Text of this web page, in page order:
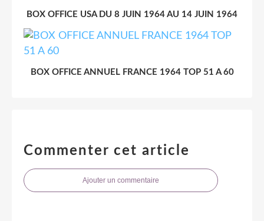
BOX OFFICE USA DU 8 JUIN 1964 AU 14 JUIN 1964
BOX OFFICE ANNUEL FRANCE 1964 TOP 51 A 60
Commenter cet article
Ajouter un commentaire